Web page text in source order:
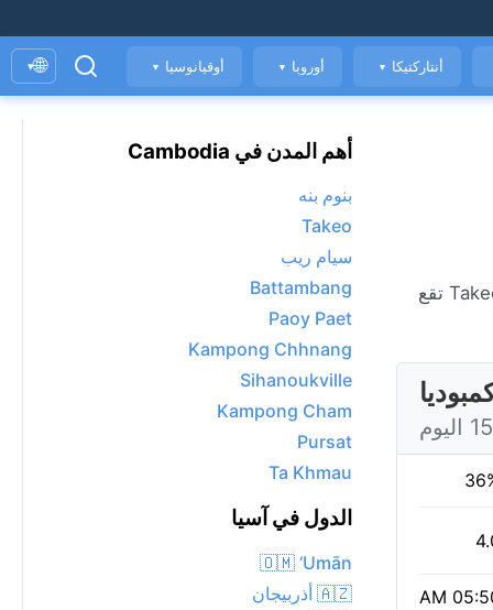
أنتاركتيكا ▼ أوروبا ▼ أوقيانوسيا ▼
🌐
▾
الطقس المباشر في Takeo، حاليًا 35°C مع غائم جزئياً. عرض توقعات 7 يومًا، الأحوال الجوية كل ساعة، ومؤشر جودة الهواء. Takeo تقع
05:50
أهم المدن في Cambodia
بنوم بنه
Takeo
سيام ريب
Battambang
Paoy Paet
Kampong Chhnang
Sihanoukville
Kampong Cham
Pursat
Ta Khmau
الدول في آسيا
🇴🇲 ‘Umān
🇦🇿 أذربيجان